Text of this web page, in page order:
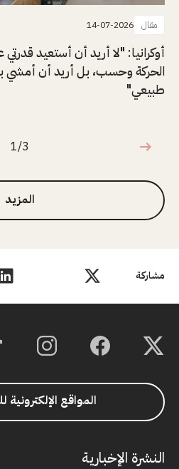
مشاركة
مقال 14-07-2026
أوكرانيا: "لا أريد أن أستعيد
الحركة وحسب، بل أريد أن
طبيعي"
1 من 3
1/3
المزيد
المواقع الإلكترونية
النشرة الإخبارية